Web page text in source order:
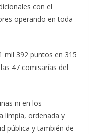
con el
operando en toda
mil 392 puntos en 315
47 comisarías del
ni en los
limpia, ordenada y
pública y también de